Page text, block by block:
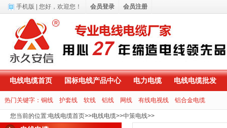
电线电缆首页 国标电线产品中心 电力电缆 电线电缆批发
热门关键字： 铜线 护套线 软线 铝线 网线 有线电视线 铝合金电缆
您当前的位置:电线电缆首页>>电线电缆>>中策电线>>
手机版 | 您好， 欢迎您！ 会员登录 会员注册